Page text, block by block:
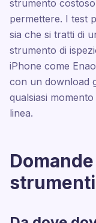
strumento
permettere. I test
sia che si tratti di
strumento di
iPhone come
con un download
qualsiasi
linea.